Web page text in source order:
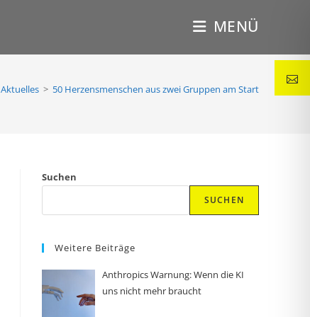
MENÜ
Aktuelles > 50 Her­zens­men­schen aus zwei Gruppen am Start
Suchen
SUCHEN
Weitere Beiträge
Anthropics Warnung: Wenn die KI
uns nicht mehr braucht